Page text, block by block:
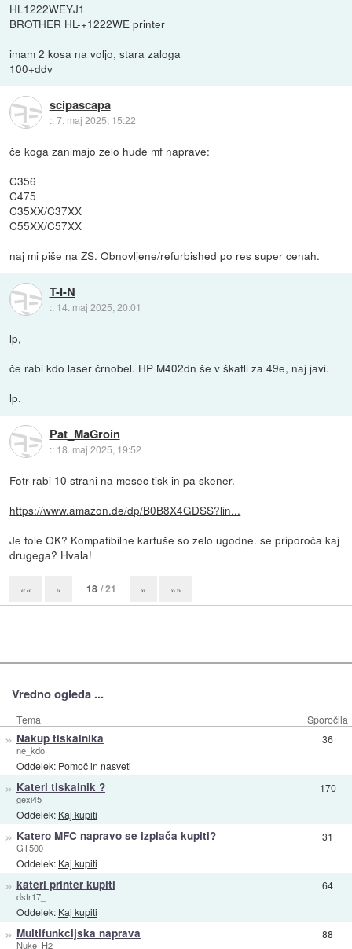
HL1222WEYJ1
BROTHER HL-+1222WE printer
imam 2 kosa na voljo, stara zaloga
100+ddv
scipascapa
::7. maj 2025, 15:22
če koga zanimajo zelo hude mf naprave:
C356
C475
C35XX/C37XX
C55XX/C57XX
naj mi piše na ZS. Obnovljene/refurbished po res super cenah.
T-I-N
:: 14. maj 2025, 20:01
lp,
če rabi kdo laser črnobel. HP M402dn še v škatli za 49e, naj javi.
lp.
Pat_MaGroin
:: 18. maj 2025, 19:52
Fotr rabi 10 strani na mesec tisk in pa skener.
https://www.amazon.de/dp/B0B8X4GDSS?lin...
Je tole OK? Kompatibilne kartuše so zelo ugodne. se priporoča kaj
drugega? Hvala!
«« « 18 / 21 » »»
Vredno ogleda ...
Tema Sporočila
» Nakup tiskalnika
ne_kdo
Oddelek: Pomoč in nasveti
36
» Kateri tiskalnik ?
gexi45
Oddelek: Kaj kupiti
170
» Katero MFC napravo se izplača kupiti?
GT500
Oddelek: Kaj kupiti
31
» kateri printer kupiti
dstr17_
Oddelek: Kaj kupiti
64
» Multifunkcijska naprava
Nuke_H2
88